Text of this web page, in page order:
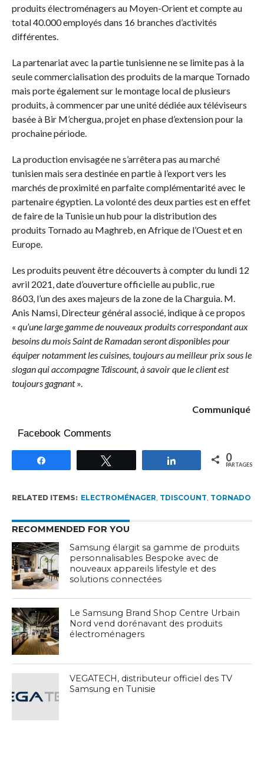
produits électroménagers au Moyen-Orient et compte au
total 40.000 employés dans 16 branches d’activités
différentes.
La partenariat avec la partie tunisienne ne se limite pas à la
seule commercialisation des produits de la marque Tornado
mais porte également sur le montage local de plusieurs
produits, à commencer par une unité dédiée aux téléviseurs
basée à Bir M’chergua, projet en phase d’extension pour la
prochaine période.
La production envisagée ne s’arrêtera pas au marché
tunisien mais sera destinée en partie à l’export vers les
marchés de proximité en parfaite complémentarité avec le
partenaire égyptien. La volonté des deux parties est en effet
de faire de la Tunisie un hub pour la distribution des
produits Tornado au Maghreb, en Afrique de l’Ouest et en
Europe.
Les produits peuvent être découverts à compter du lundi 12
avril 2021, date d’ouverture officielle au public, rue
8603, l’un des axes majeurs de la zone de la Charguia. M.
Anis Namsi, Directeur général associé, indique à ce propos
« qu’une large gamme de nouveaux produits correspondant aux
besoins du mois Saint de Ramadan seront disponibles pour
équiper notamment les cuisines, toujours au meilleur prix sous le
slogan qui accompagne Tdiscount, à savoir que le client est
toujours gagnant».
Communiqué
Facebook Comments
Partagez 0
PARTAGES
RELATED ITEMS: ELECTROMÉNAGER TDISCOUNT TORNADO
RECOMMENDED FOR YOU
Samsung élargit sa gamme de produits
personnalisables Bespoke avec de
nouveaux appareils lifestyle et des
solutions connectées
Le Samsung Brand Shop Centre Urbain
Nord vend dorénavant des produits
électroménagers
VEGATECH, distributeur officiel des TV
Samsung en Tunisie